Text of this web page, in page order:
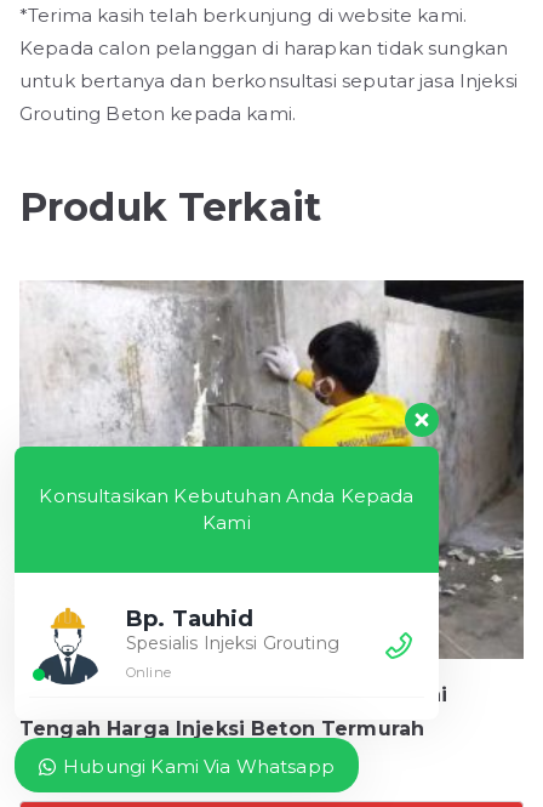
Konsultasikan Kebutuhan Anda Kepada
Kami
Bp. Tauhid
Spesialis Injeksi Grouting
Online
Hubungi Kami Via Whatsapp
*Terima kasih telah berkunjung di website kami.
Kepada calon pelanggan di harapkan tidak sungkan
untuk bertanya dan berkonsultasi seputar jasa Injeksi
Grouting Beton kepada kami.
Produk Terkait
Jasa Injeksi Grouting Beton Hulu Sungai
Tengah Harga Injeksi Beton Termurah
Rp60.000